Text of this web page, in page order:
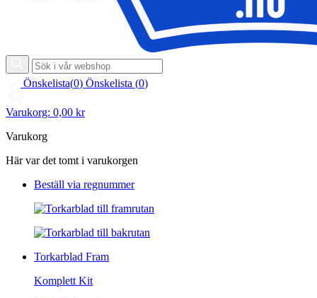
Önskelista(0) Önskelista (0)
Varukorg: 0,00 kr
Varukorg
Här var det tomt i varukorgen
Beställ via regnummer
Torkarblad Fram
Komplett Kit